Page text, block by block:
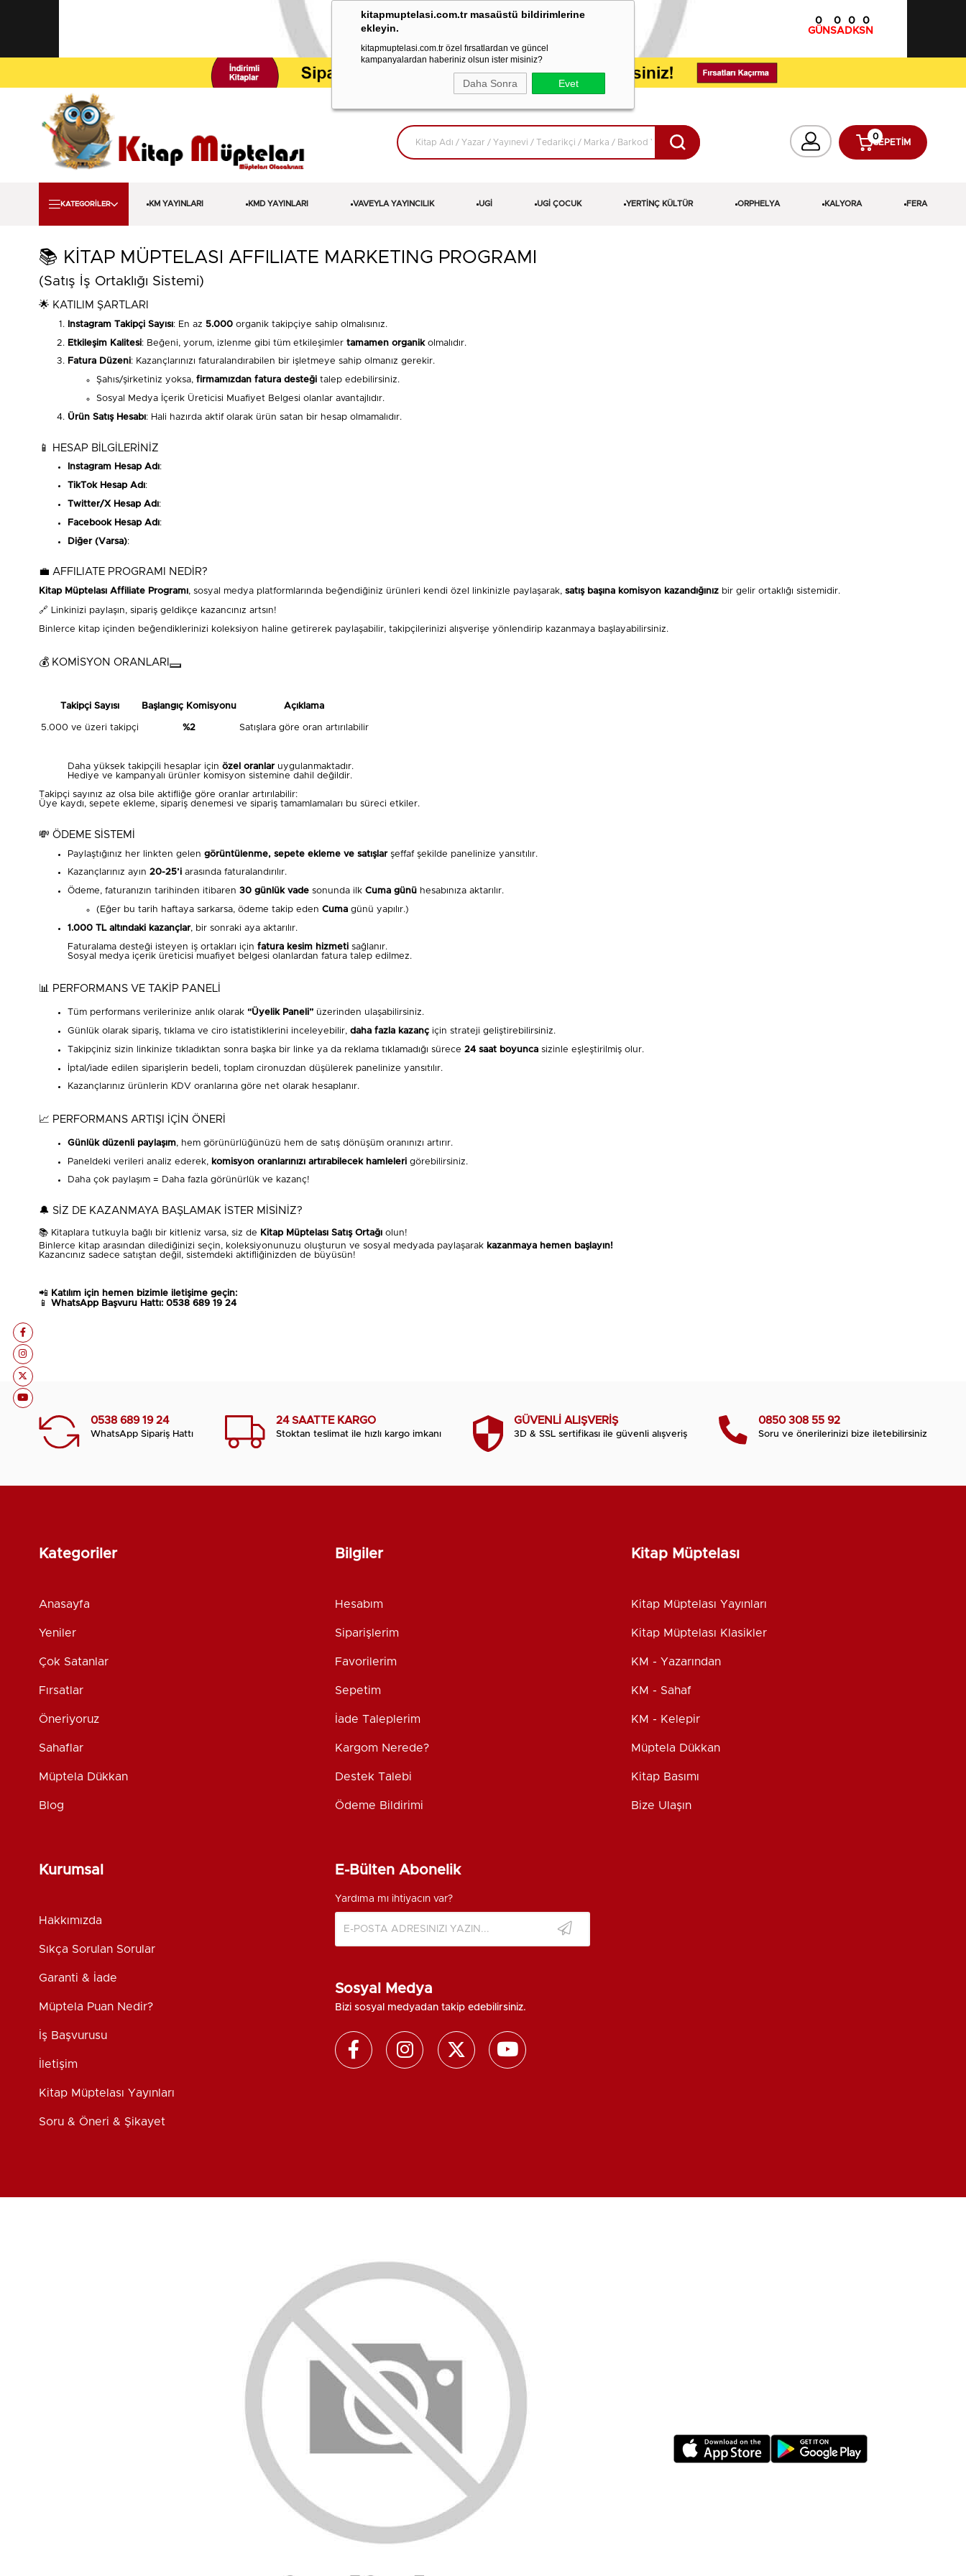
kitapmuptelasi.com.tr masaüstü bildirimlerine
ekleyin.
kitapmuptelasi.com.tr özel fırsatlardan ve güncel
kampanyalardan haberiniz olsun ister misiniz?
Daha Sonra Evet
0
GÜN
0
SA
0
DK
0
SN
SEPETIM
0
KATEGORİLER KM YAYINLARI KMD YAYINLARI VAVEYLA YAYINCILIK UGİ UGİ ÇOCUK YERTİNÇ KÜLTÜR ORPHELYA KALYORA FERA
📚 KİTAP MÜPTELASI AFFILIATE MARKETING PROGRAMI
(Satış İş Ortaklığı Sistemi)
🌟 KATILIM ŞARTLARI
Instagram Takipçi Sayısı: En az 5.000organik takipçiye sahip olmalısınız.
Etkileşim Kalitesi: Beğeni, yorum, izlenme gibi tüm etkileşimler tamamen organikolmalıdır.
Fatura Düzeni: Kazançlarınızı faturalandırabilen bir işletmeye sahip olmanız gerekir.
Şahıs/şirketiniz yoksa, firmamızdan fatura desteğitalep edebilirsiniz.
Sosyal Medya İçerik Üreticisi Muafiyet Belgesi olanlar avantajlıdır.
Ürün Satış Hesabı: Hali hazırda aktif olarak ürün satan bir hesap olmamalıdır.
📱 HESAP BİLGİLERİNİZ
Instagram Hesap Adı:
TikTok Hesap Adı:
Twitter/X Hesap Adı:
Facebook Hesap Adı:
Diğer (Varsa):
💼 AFFILIATE PROGRAMI NEDİR?
Kitap Müptelası Affiliate Programı, sosyal medya platformlarında beğendiğiniz ürünleri kendi özel linkinizle paylaşarak, satış başına komisyon kazandığınızbir gelir ortaklığı sistemidir.
🔗 Linkinizi paylaşın, sipariş geldikçe kazancınız artsın!
Binlerce kitap içinden beğendiklerinizi koleksiyon haline getirerek paylaşabilir, takipçilerinizi alışverişe yönlendirip kazanmaya başlayabilirsiniz.
💰 KOMİSYON ORANLARI
Takipçi Sayısı Başlangıç Komisyonu Açıklama
5.000 ve üzeri takipçi %2 Satışlara göre oran artırılabilir
Daha yüksek takipçili hesaplar için özel oranlaruygulanmaktadır.
Hediye ve kampanyalı ürünler komisyon sistemine dahil değildir.
Takipçi sayınız az olsa bile aktifliğe göre oranlar artırılabilir:
Üye kaydı, sepete ekleme, sipariş denemesi ve sipariş tamamlamaları bu süreci etkiler.
💸 ÖDEME SİSTEMİ
Paylaştığınız her linkten gelen görüntülenme, sepete ekleme ve satışlarşeffaf şekilde panelinize yansıtılır.
Kazançlarınız ayın 20-25’iarasında faturalandırılır.
Ödeme, faturanızın tarihinden itibaren 30 günlük vadesonunda ilk Cuma günühesabınıza aktarılır.
(Eğer bu tarih haftaya sarkarsa, ödeme takip eden Cumagünü yapılır.)
1.000 TL altındaki kazançlar, bir sonraki aya aktarılır.
Faturalama desteği isteyen iş ortakları için fatura kesim hizmetisağlanır.
Sosyal medya içerik üreticisi muafiyet belgesi olanlardan fatura talep edilmez.
📊 PERFORMANS VE TAKİP PANELİ
Tüm performans verilerinize anlık olarak “Üyelik Paneli”üzerinden ulaşabilirsiniz.
Günlük olarak sipariş, tıklama ve ciro istatistiklerini inceleyebilir, daha fazla kazançiçin strateji geliştirebilirsiniz.
Takipçiniz sizin linkinize tıkladıktan sonra başka bir linke ya da reklama tıklamadığı sürece 24 saat boyuncasizinle eşleştirilmiş olur.
İptal/iade edilen siparişlerin bedeli, toplam cironuzdan düşülerek panelinize yansıtılır.
Kazançlarınız ürünlerin KDV oranlarına göre net olarak hesaplanır.
📈 PERFORMANS ARTIŞI İÇİN ÖNERİ
Günlük düzenli paylaşım, hem görünürlüğünüzü hem de satış dönüşüm oranınızı artırır.
Paneldeki verileri analiz ederek, komisyon oranlarınızı artırabilecek hamlelerigörebilirsiniz.
Daha çok paylaşım = Daha fazla görünürlük ve kazanç!
🔔 SİZ DE KAZANMAYA BAŞLAMAK İSTER MİSİNİZ?
📚 Kitaplara tutkuyla bağlı bir kitleniz varsa, siz de Kitap Müptelası Satış Ortağıolun!
Binlerce kitap arasından dilediğinizi seçin, koleksiyonunuzu oluşturun ve sosyal medyada paylaşarak kazanmaya hemen başlayın!
Kazancınız sadece satıştan değil, sistemdeki aktifliğinizden de büyüsün!
📲
Katılım için hemen bizimle iletişime geçin:
📱 WhatsApp Başvuru Hattı: 0538 689 19 24
0538 689 19 24
WhatsApp Sipariş Hattı
24 SAATTE KARGO
Stoktan teslimat ile hızlı kargo imkanı
GÜVENLİ ALIŞVERİŞ
3D & SSL sertifikası ile güvenli alışveriş
0850 308 55 92
Soru ve önerilerinizi bize iletebilirsiniz
Kategoriler
Anasayfa
Yeniler
Çok Satanlar
Fırsatlar
Öneriyoruz
Sahaflar
Müptela Dükkan
Blog
Bilgiler
Hesabım
Siparişlerim
Favorilerim
Sepetim
İade Taleplerim
Kargom Nerede?
Destek Talebi
Ödeme Bildirimi
Kitap Müptelası
Kitap Müptelası Yayınları
Kitap Müptelası Klasikler
KM - Yazarından
KM - Sahaf
KM - Kelepir
Müptela Dükkan
Kitap Basımı
Bize Ulaşın
Kurumsal
Hakkımızda
Sıkça Sorulan Sorular
Garanti & İade
Müptela Puan Nedir?
İş Başvurusu
İletişim
Kitap Müptelası Yayınları
Soru & Öneri & Şikayet
E-Bülten Abonelik
Yardıma mı ihtiyacın var?
Sosyal Medya
Bizi sosyal medyadan takip edebilirsiniz.